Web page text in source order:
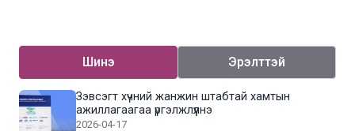
Шинэ Эрэлттэй
Зэвсэгт хүчний жанжин штабтай хамтын
ажиллагаагаа үргэлжлүүлнэ
2026-04-17